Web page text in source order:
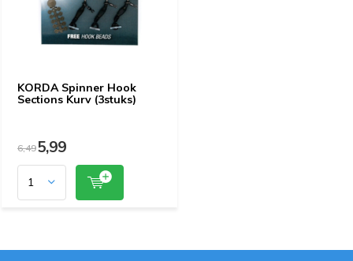
KORDA Spinner Hook
Sections Kurv (3stuks)
6,495,99